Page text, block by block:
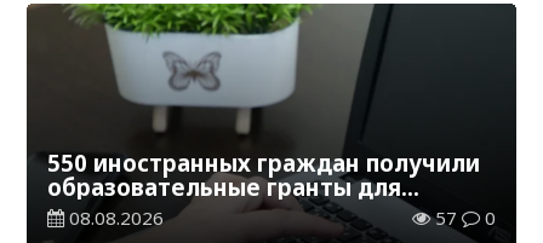
550 иностранных граждан получили
образовательные гранты для
обучения в Казахстане
08.08.2026 57 0